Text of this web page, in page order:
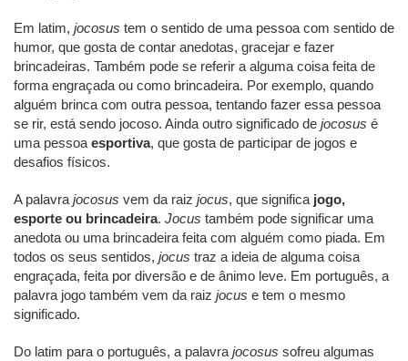
Em latim, jocosus tem o sentido de uma pessoa com sentido de
humor, que gosta de contar anedotas, gracejar e fazer
brincadeiras. Também pode se referir a alguma coisa feita de
forma engraçada ou como brincadeira. Por exemplo, quando
alguém brinca com outra pessoa, tentando fazer essa pessoa
se rir, está sendo jocoso. Ainda outro significado de jocosus é
uma pessoa esportiva, que gosta de participar de jogos e
desafios físicos.
A palavra jocosus vem da raiz jocus, que significa jogo,
esporte ou brincadeira. Jocus também pode significar uma
anedota ou uma brincadeira feita com alguém como piada. Em
todos os seus sentidos, jocus traz a ideia de alguma coisa
engraçada, feita por diversão e de ânimo leve. Em português, a
palavra jogo também vem da raiz jocus e tem o mesmo
significado.
Do latim para o português, a palavra jocosus sofreu algumas